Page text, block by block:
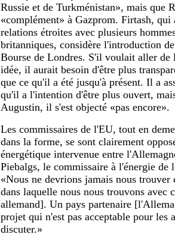
Russie et de Turkménistan», mais que
«complément» à Gazprom. Firtash, qui
relations étroites avec plusieurs
britanniques, considère l'introduction
Bourse de Londres. S'il voulait aller de
idée, il aurait besoin d'être plus
que ce qu'il a été jusqu'à présent. Il a
qu'il a l'intention d'être plus ouvert,
Augustin, il s'est objecté «pas encore».
Les commissaires de l'EU, tout en
dans la forme, se sont clairement
énergétique intervenue entre
Piebalgs, le commissaire à l'énergie de
«Nous ne devrions jamais nous trouver
dans laquelle nous nous trouvons avec
allemand]. Un pays partenaire
projet qui n'est pas acceptable pour les
discuter.»